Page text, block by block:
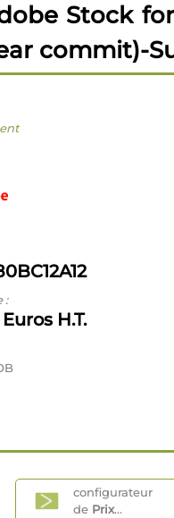
Stock
commit)-
:
H.T.
configurateur
de Prix...